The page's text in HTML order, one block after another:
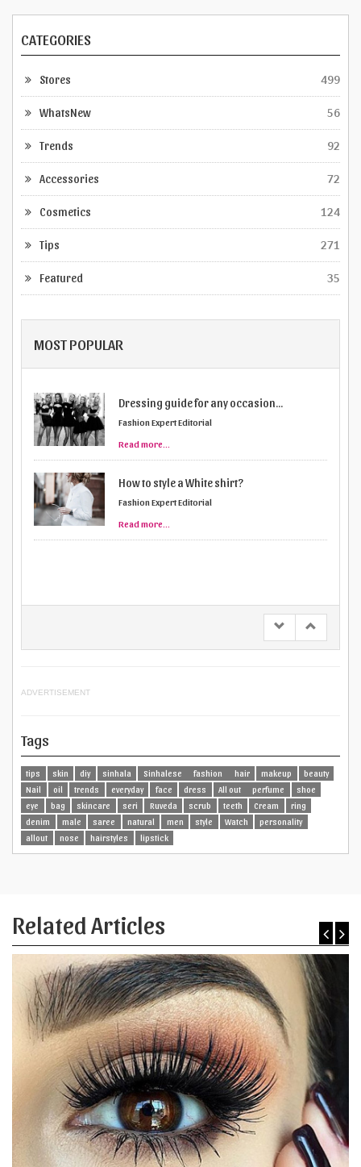
CATEGORIES
Stores 499
WhatsNew 56
Trends 92
Accessories 72
Cosmetics 124
Tips 271
Featured 35
MOST POPULAR
Dressing guide for any occasion...
Fashion Expert Editorial
Read more...
How to style a White shirt?
Fashion Expert Editorial
Read more...
ADVERTISEMENT
Tags
tips skin diy sinhala Sinhalese fashion hair makeup
beauty
Nail
oil trends everyday face dress All out perfume
shoe
eye
bag skincare seri Ruveda scrub teeth Cream
ring
denim
male saree natural men style Watch
personality
allout
nose hairstyles lipstick
Related Articles